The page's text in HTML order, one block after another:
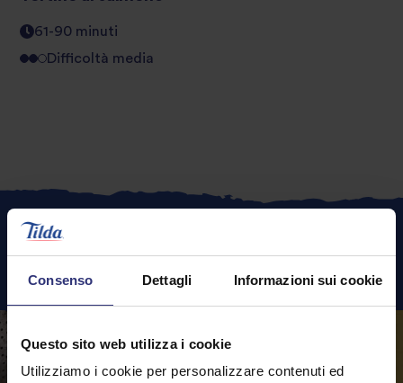
Consenso Dettagli Informazioni sui cookie
Questo sito web utilizza i cookie
Utilizziamo i cookie per personalizzare contenuti ed
61-90 minuti
Difficoltà media
Ricette in evidenza